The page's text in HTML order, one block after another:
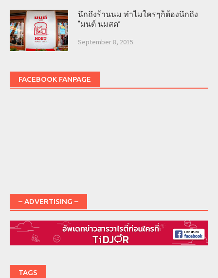
นึกถึงร้านนม ทำไมใครๆก็ต้องนึกถึง
“มนต์ นมสด”
September 8, 2015
FACEBOOK FANPAGE
– ADVERTISING –
TAGS